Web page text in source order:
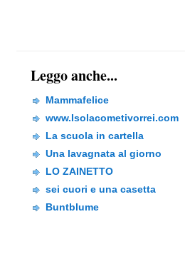
Leggo anche...
Mammafelice
www.Isolacometivorrei.com
La scuola in cartella
Una lavagnata al giorno
LO ZAINETTO
sei cuori e una casetta
Buntblume